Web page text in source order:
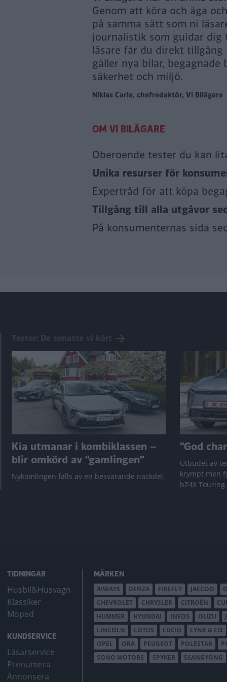
Genom att köra och äga
på samma sätt som ni
journalistik som guidar dig
läsare får du direkt
gäller nya bilar,
säkerhet och miljö.
Niklas Carle, chefredaktör, Vi Bilägare
Oberoende tester du kan
Unika resurser för
Expertråd för att köpa
Tillgång till alla utgåvor
På konsumenternas sida
Kia utmanar i kombiklassen –
blir omkörd av ”gamlingen”
Nykomlingen fälls av en besvärande nackdel.
”God
Utbudet av
krympt men
bZ4X
TIDNINGAR
Husbil&Husvagn
Klassiker
Moped
KUNDSERVICE
Läsarservice
Prenumera
Annonsera
MÄRKEN
AIWAYS DENZA FIREFLY JAECOO
CHEVROLET
CHRYSLER CITROËN
HUMMER
HYUNDAI INEOS ISUZU
LINCOLN
LOTUS LUCID LYNK & CO
OPEL
ORA PEUGEOT POLESTAR
SONO MOTORS
SPYKER SSANGYONG